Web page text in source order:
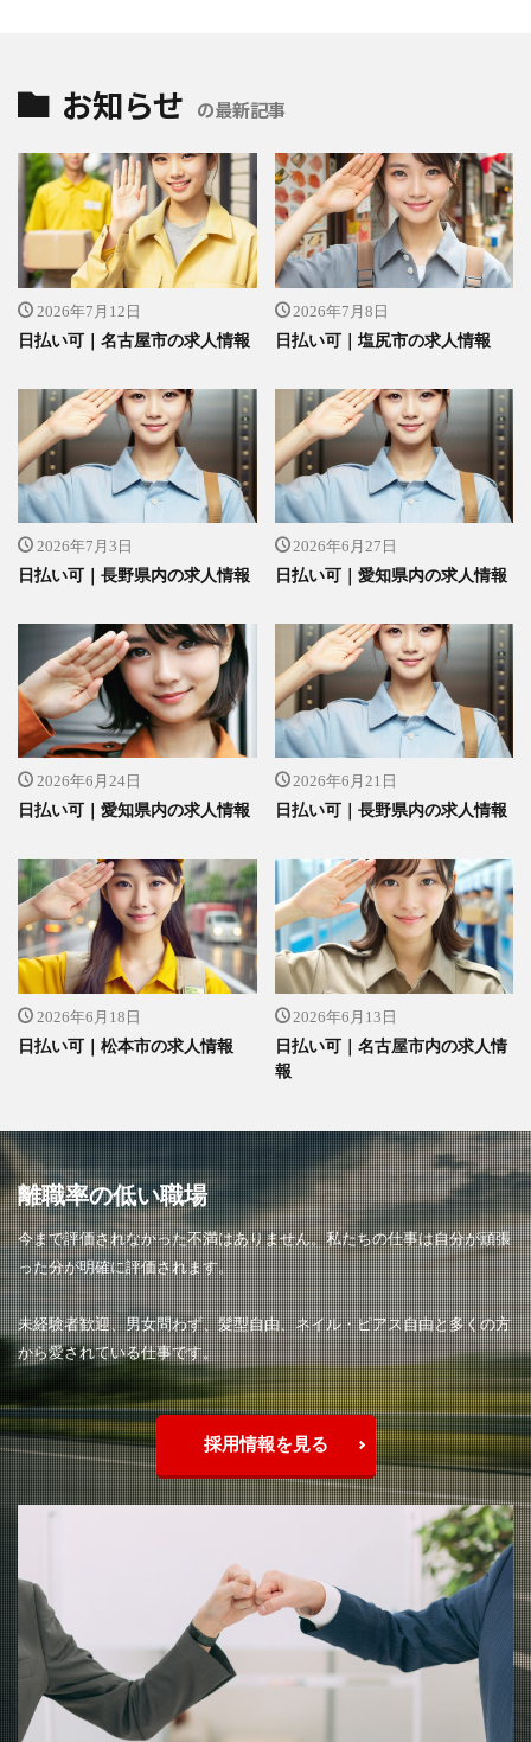
お知らせ の最新記事
2026年7月12日
日払い可｜名古屋市の求人情報
2026年7月8日
日払い可｜塩尻市の求人情報
2026年7月3日
日払い可｜長野県内の求人情報
2026年6月27日
日払い可｜愛知県内の求人情報
2026年6月24日
日払い可｜愛知県内の求人情報
2026年6月21日
日払い可｜長野県内の求人情報
2026年6月18日
日払い可｜松本市の求人情報
2026年6月13日
日払い可｜名古屋市内の求人情
報
離職率の低い職場
今まで評価されなかった不満はありません。私たちの仕事は自分が頑張
った分が明確に評価されます。
未経験者歓迎、男女問わず、髪型自由、ネイル・ピアス自由と多くの方
から愛されている仕事です。
採用情報を見る